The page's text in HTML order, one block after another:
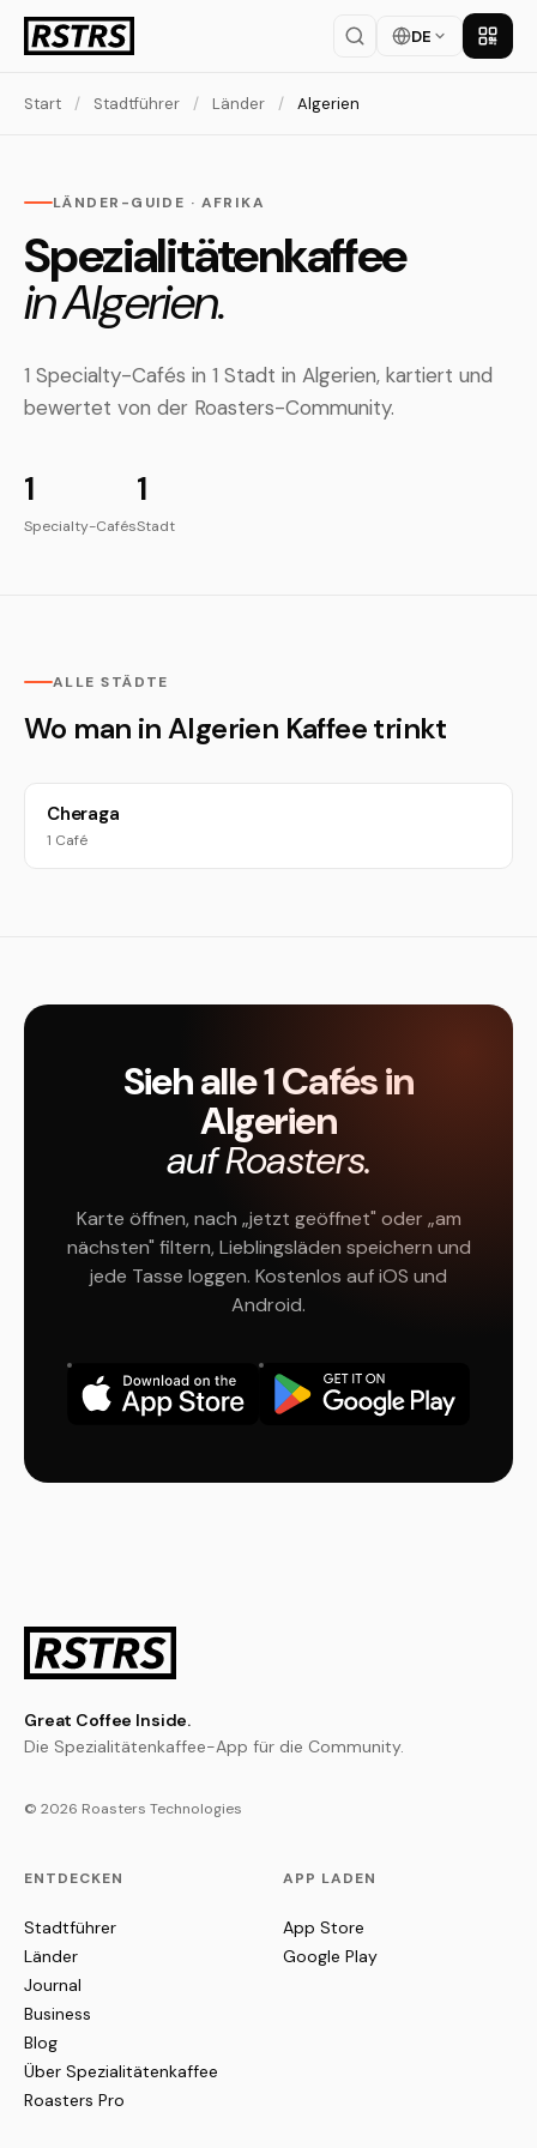
DE App
Start / Stadtführer / Länder / Algerien
LÄNDER-GUIDE · AFRIKA
Spezialitätenkaffee
in Algerien.
1 Specialty-Cafés in 1 Stadt in Algerien, kartiert und
bewertet von der Roasters-Community.
1
Specialty-Cafés
1
Stadt
ALLE STÄDTE
Wo man in Algerien Kaffee trinkt
Cheraga
1 Café
Sieh alle 1 Cafés in
Algerien
auf Roasters.
Karte öffnen, nach „jetzt geöffnet" oder „am
nächsten" filtern, Lieblingsläden speichern und
jede Tasse loggen. Kostenlos auf iOS und
Android.
Great Coffee Inside.
Die Spezialitätenkaffee-App für die Community.
© 2026 Roasters Technologies
ENTDECKEN
Stadtführer
Länder
Journal
Business
Blog
Über Spezialitätenkaffee
Roasters Pro
APP LADEN
App Store
Google Play